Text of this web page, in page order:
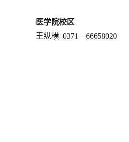
医学院校区
王纵横 0371—66658020